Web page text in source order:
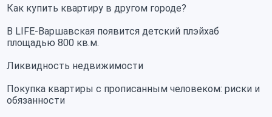
Как купить квартиру в другом городе?
В LIFE-Варшавская появится детский плэйхаб
площадью 800 кв.м.
Ликвидность недвижимости
Покупка квартиры с прописанным человеком: риски и
обязанности